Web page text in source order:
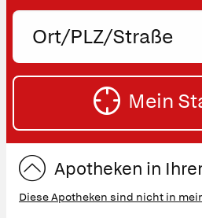
Ort,
oder
Straße
Mein
Apotheken in
Diese Apotheken sind nicht in